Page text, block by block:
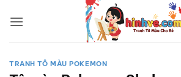
qua
TRANH TÔ MÀU POKEMON